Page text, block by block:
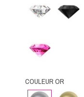
Diamant
Diamant
noir
Saphir
rose
COULEUR OR
Or Or